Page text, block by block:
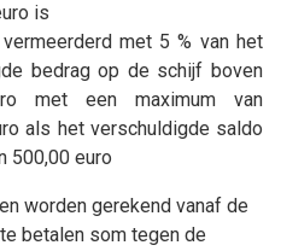
is
met 5 % van het
bedrag op de schijf boven
met een maximum van
als het verschuldigde saldo
500,00 euro
worden gerekend vanaf de
betalen som tegen de